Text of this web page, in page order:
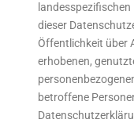
dieser
Öffentlichkeit über
erhobenen,
betroffene